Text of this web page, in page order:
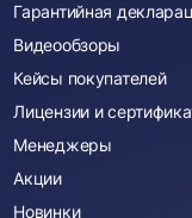
Гарантийная
Видеообзоры
Кейсы покупателей
Лицензии и
Менеджеры
Акции
Новинки